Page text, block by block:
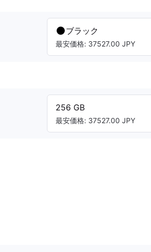
ブラック
最安価格: 37527.00 JPY
256 GB
最安価格: 37527.00 JPY